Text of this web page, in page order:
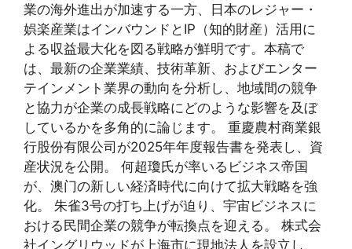
業の海外進出が加速する一方、日本のレジャー・
娯楽産業はインバウンドとIP（知的財産）活用に
よる収益最大化を図る戦略が鮮明です。本稿で
は、最新の企業業績、技術革新、およびエンター
テインメント業界の動向を分析し、地域間の競争
と協力が企業の成長戦略にどのような影響を及ぼ
しているかを多角的に論じます。 重慶農村商業銀
行股份有限公司が2025年年度報告書を発表し、資
産状況を公開。 何超瓊氏が率いるビジネス帝国
が、澳门の新しい経済時代に向けて拡大戦略を強
化。 朱雀3号の打ち上げが迫り、宇宙ビジネスに
おける民間企業の競争が転換点を迎える。 株式会
社イングリウッドが上海市に現地法人を設立し、